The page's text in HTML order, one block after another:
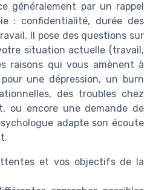
généralement par un rappel
: confidentialité, durée des
Il pose des questions sur
situation actuelle (travail,
raisons qui vous amènent à
une dépression, un burn
des troubles chez
ou encore une demande de
adapte son écoute
et vos objectifs de la